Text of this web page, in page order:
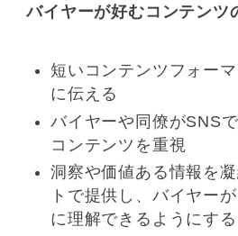
バイヤーが好むコンテンツ
短いコンテンツフォー
に伝える
バイヤーや同僚がSNS
コンテンツを重視
洞察や価値ある情報を
トで提供し、バイヤー
に理解できるようにする